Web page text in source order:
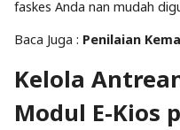
faskes Anda nan mudah
Baca Juga : Penilaian
Kelola
Modul E-Kios